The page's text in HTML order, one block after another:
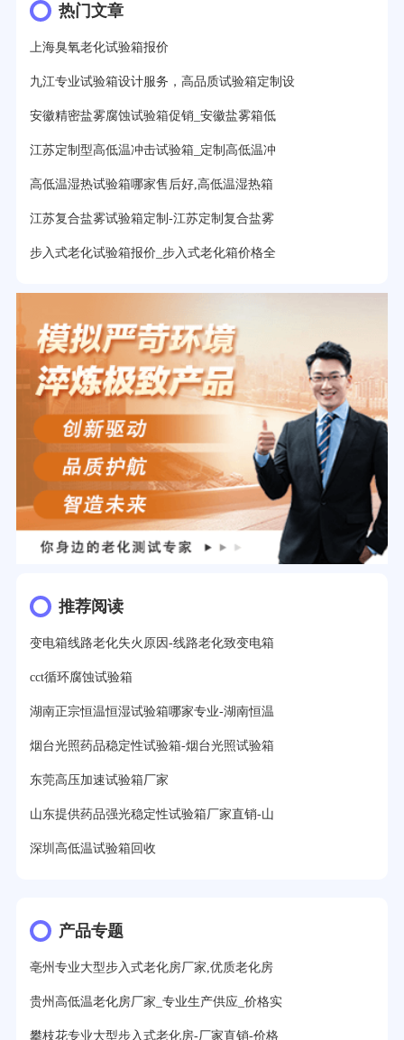
热门文章
上海臭氧老化试验箱报价
九江专业试验箱设计服务，高品质试验箱定制设
安徽精密盐雾腐蚀试验箱促销_安徽盐雾箱低
江苏定制型高低温冲击试验箱_定制高低温冲
高低温湿热试验箱哪家售后好,高低温湿热箱
江苏复合盐雾试验箱定制-江苏定制复合盐雾
步入式老化试验箱报价_步入式老化箱价格全
推荐阅读
变电箱线路老化失火原因-线路老化致变电箱
cct循环腐蚀试验箱
湖南正宗恒温恒湿试验箱哪家专业-湖南恒温
烟台光照药品稳定性试验箱-烟台光照试验箱
东莞高压加速试验箱厂家
山东提供药品强光稳定性试验箱厂家直销-山
深圳高低温试验箱回收
产品专题
亳州专业大型步入式老化房厂家,优质老化房
贵州高低温老化房厂家_专业生产供应_价格实
攀枝花专业大型步入式老化房-厂家直销-价格